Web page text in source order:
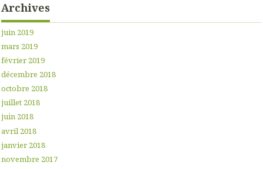
Archives
juin 2019
mars 2019
février 2019
décembre 2018
octobre 2018
juillet 2018
juin 2018
avril 2018
janvier 2018
novembre 2017